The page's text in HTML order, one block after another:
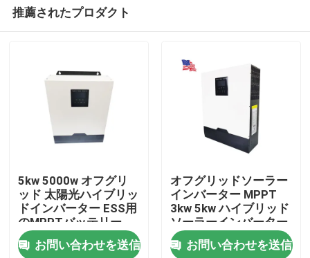
推薦されたプロダクト
5kw 5000w オフグリ
ッド 太陽光ハイブリッ
ドインバーター ESS用
のMPPTバッテリー
お問い合わせを送信
オフグリッドソーラー
インバーター MPPT
3kw 5kw ハイブリッド
ソーラーインバーター
お問い合わせを送信